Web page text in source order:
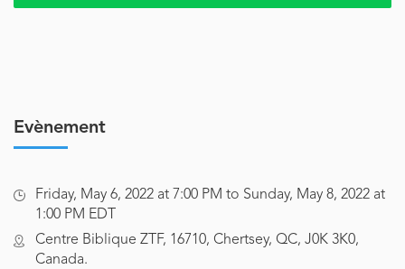
Evènement
Friday, May 6, 2022 at 7:00 PM to Sunday, May 8, 2022 at
1:00 PM EDT
Centre Biblique ZTF, 16710, Chertsey, QC, J0K 3K0,
Canada.